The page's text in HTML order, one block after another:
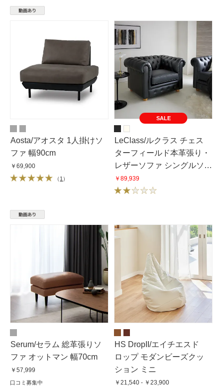
Aosta/アオスタ 1人掛けソ
ファ 幅90cm
￥69,900
（ 1 ）
SALE
LeClass/ルクラス チェス
ターフィールド本革張り・
レザーソファ シングルソ
ファ 1掛けソファ 幅113cm
￥89,939
Serum/セラム 総革張りソ
ファ オットマン 幅70cm
￥57,999
口コミ募集中
HS DropII/エイチエスド
ロップ モダンビーズクッ
ション ミニ
￥21,540 - ￥23,900